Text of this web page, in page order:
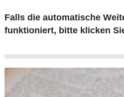
Falls die automatische
funktioniert, bitte klicken